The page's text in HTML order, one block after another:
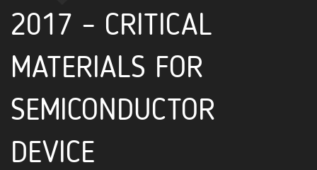
2017 – CRITICAL
MATERIALS FOR
SEMICONDUCTOR
DEVICE